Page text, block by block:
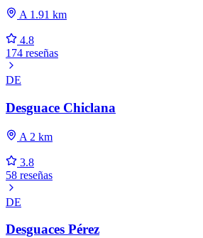
A 1.91 km
4.8
174 reseñas
DE
Desguace Chiclana
A 2 km
3.8
58 reseñas
DE
Desguaces Pérez